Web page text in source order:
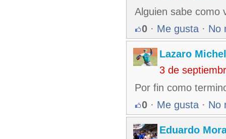
Alguien sabe como
0 · Me gusta · No
Lazaro
3 de
Por fin como
0 · Me gusta · No
Eduardo